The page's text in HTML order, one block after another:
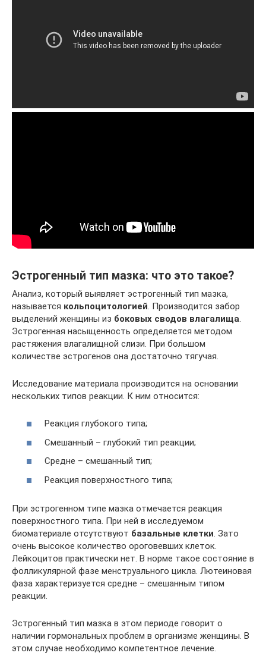
Эстрогенный тип мазка: что это такое?
Анализ, который выявляет эстрогенный тип мазка,
называется кольпоцитологией . Производится забор
выделений женщины из боковых сводов влагалища
Эстрогенная насыщенность определяется методом
растяжения влагалищной слизи. При большом
количестве эстрогенов она достаточно тягучая.
Исследование материала производится на основании
нескольких типов реакции. К ним относится:
Реакция глубокого типа;
Смешанный – глубокий тип реакции;
Средне – смешанный тип;
Реакция поверхностного типа;
При эстрогенном типе мазка отмечается реакция
поверхностного типа. При ней в исследуемом
биоматериале отсутствуют базальные клетки . Зато
очень высокое количество ороговевших клеток.
Лейкоцитов практически нет. В норме такое состояние в
фолликулярной фазе менструального цикла. Лютеиновая
фаза характеризуется средне – смешанным типом
реакции.
Эстрогенный тип мазка в этом периоде говорит о
наличии гормональных проблем в организме женщины. В
этом случае необходимо компетентное лечение.